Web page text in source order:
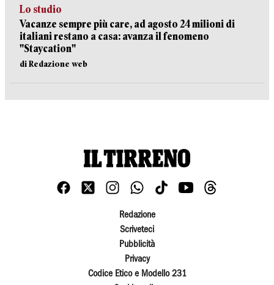
Lo studio
Vacanze sempre più care, ad agosto 24 milioni di
italiani restano a casa: avanza il fenomeno
"Staycation"
di Redazione web
Redazione
Scriveteci
Pubblicità
Privacy
Codice Etico e Modello 231